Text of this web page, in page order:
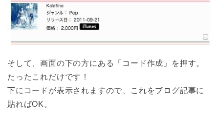
そして、画面の下の方にある「コード作成」を押す。
たったこれだけです！
下にコードが表示されますので、これをブログ記事に
貼ればOK。